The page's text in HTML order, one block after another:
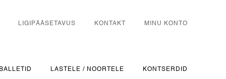
BALLETID LASTELE / NOORTELE KONTSERDID
LIGIPÄÄSETAVUS KONTAKT MINU KONTO